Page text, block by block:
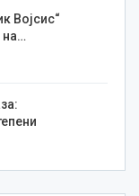
Војсис“
на…